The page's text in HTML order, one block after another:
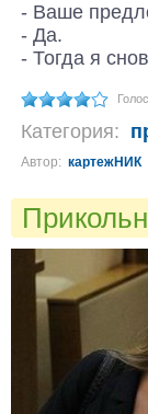
- Ваше
- Да.
- Тогда я
Категория:
Автор: картежНИК